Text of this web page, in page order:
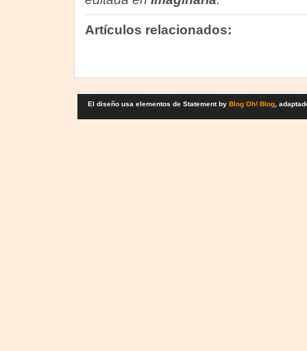
Artículos relacionados:
El diseño usa elementos de Statement by Blog Oh! Blog,